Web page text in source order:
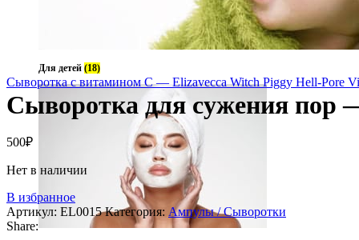
Для детей (18)
Сыворотка с витамином С — Elizavecca Witch Piggy Hell-Pore
Сыворотка для сужения пор
500₽
Нет в наличии
В избранное
Артикул: EL0015Категория: Ампулы / Сыворотки
Share: